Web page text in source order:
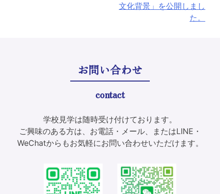
文化背景」を公開しまし
た。
お問い合わせ
contact
学校見学は随時受け付けております。
ご興味のある方は、お電話・メール、またはLINE・
WeChatからもお気軽にお問い合わせいただけます。